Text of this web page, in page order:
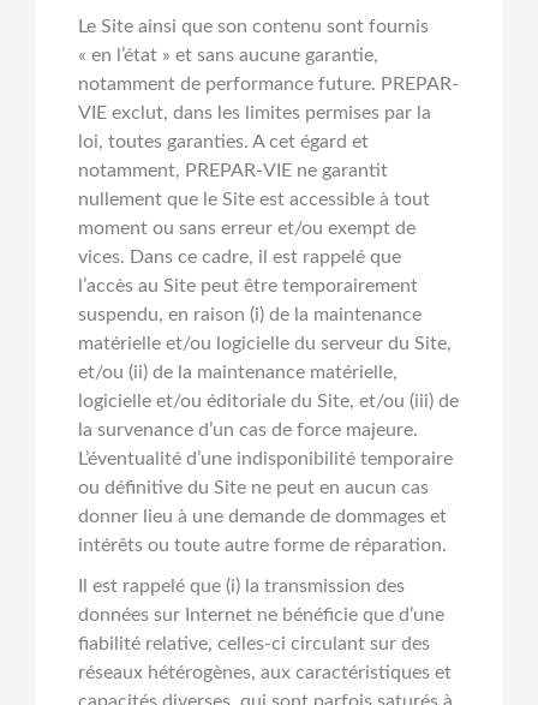
Le Site ainsi que son contenu sont fournis
« en l’état » et sans aucune garantie,
notamment de performance future. PREPAR-
VIE exclut, dans les limites permises par la
loi, toutes garanties. A cet égard et
notamment, PREPAR-VIE ne garantit
nullement que le Site est accessible à tout
moment ou sans erreur et/ou exempt de
vices. Dans ce cadre, il est rappelé que
l’accès au Site peut être temporairement
suspendu, en raison (i) de la maintenance
matérielle et/ou logicielle du serveur du Site,
et/ou (ii) de la maintenance matérielle,
logicielle et/ou éditoriale du Site, et/ou (iii) de
la survenance d’un cas de force majeure.
L’éventualité d’une indisponibilité temporaire
ou définitive du Site ne peut en aucun cas
donner lieu à une demande de dommages et
intérêts ou toute autre forme de réparation.
Il est rappelé que (i) la transmission des
données sur Internet ne bénéficie que d’une
fiabilité relative, celles-ci circulant sur des
réseaux hétérogènes, aux caractéristiques et